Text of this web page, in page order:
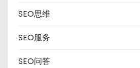
SEO思维
SEO服务
SEO问答